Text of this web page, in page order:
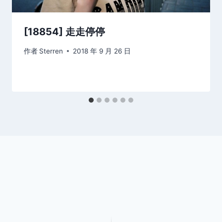
[18854] 走走停停
作者 Sterren 2018 年 9 月 26 日